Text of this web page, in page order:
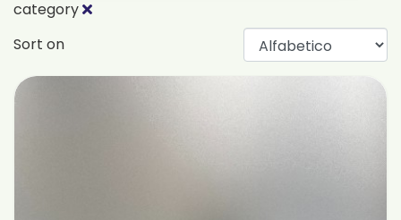
category
Sort on